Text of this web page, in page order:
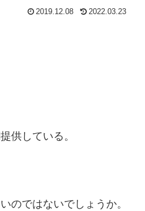
2019.12.08 2022.03.23
供している。
のではないでしょうか。